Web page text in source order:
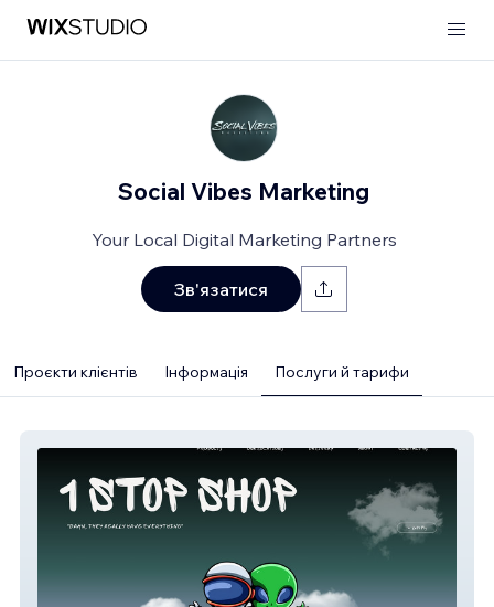
Social Vibes Marketing
Your Local Digital Marketing Partners
Зв'язатися
Проєкти клієнтів Інформація Послуги й тарифи